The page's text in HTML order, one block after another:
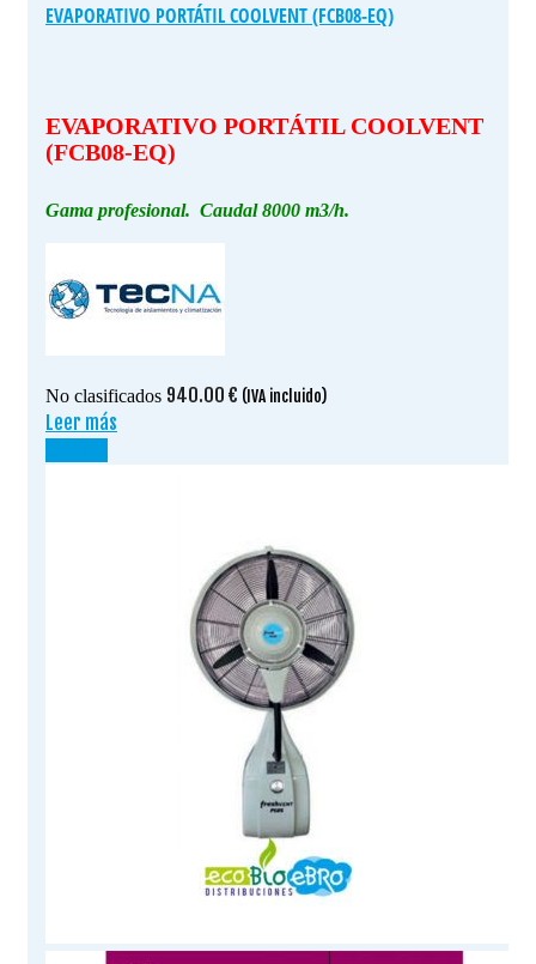
EVAPORATIVO PORTÁTIL COOLVENT (FCB08-EQ)
EVAPORATIVO PORTÁTIL COOLVENT
(FCB08-EQ)
Gama profesional. Caudal 8000 m3/h.
No clasificados 940.00 € (IVA incluido)
Leer más